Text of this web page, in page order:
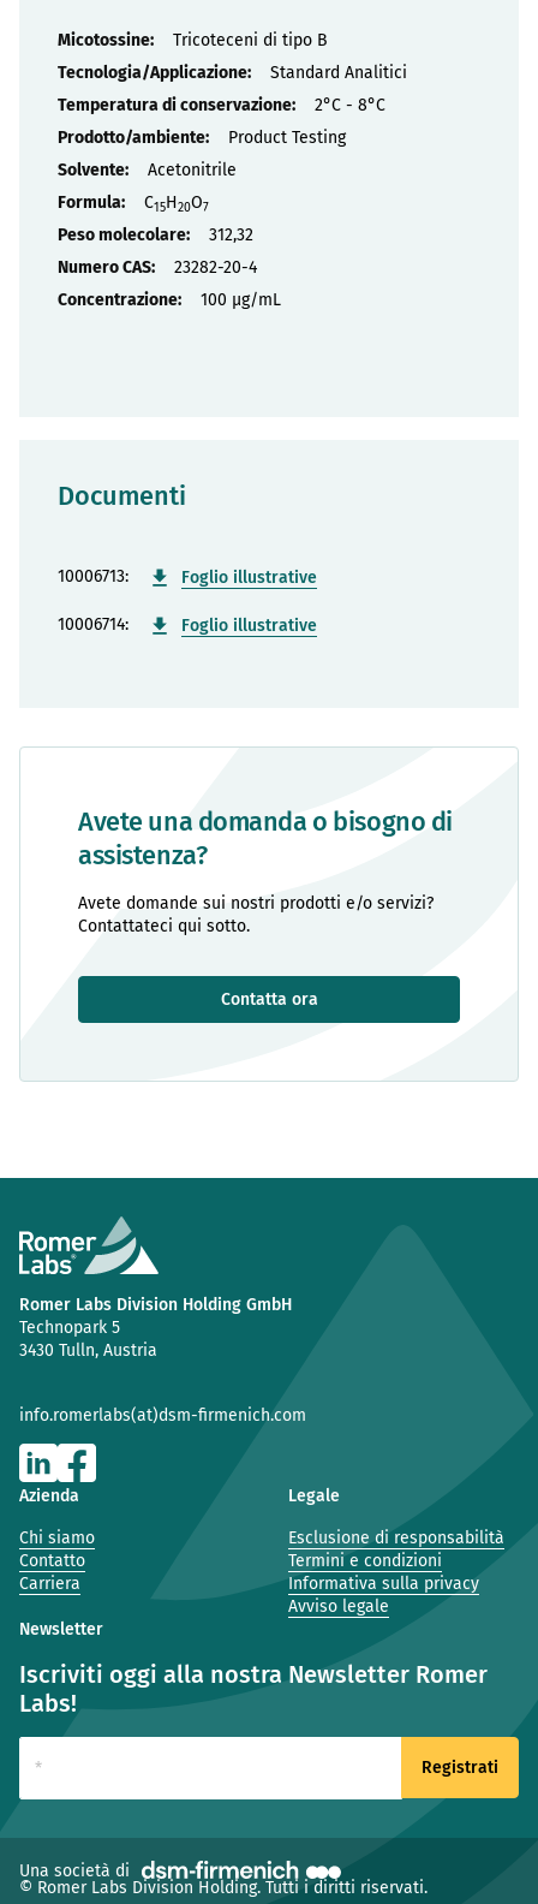
Avete una domanda o bisogno di
assistenza?
Avete domande sui nostri prodotti e/o servizi?
Contattateci qui sotto.
Contatta ora
Proprietà
Tricoteceni di tipo B
Standard Analitici
2°C - 8°C
Product Testing
Acetonitrile
C15H20O7
312,32
23282-20-4
100 µg/mL
Documenti
10006713: Foglio illustrative
10006714: Foglio illustrative
Romer Labs Division Holding GmbH
Technopark 5
3430 Tulln, Austria
info.romerlabs(at)dsm-firmenich.com
Azienda
Chi siamo
Contatto
Carriera
Legale
Esclusione di responsabilità
Termini e condizioni
Informativa sulla privacy
Avviso legale
Newsletter
Iscriviti oggi alla nostra Newsletter Romer
Labs!
Una società di
© Romer Labs Division Holding. Tutti i diritti riservati.